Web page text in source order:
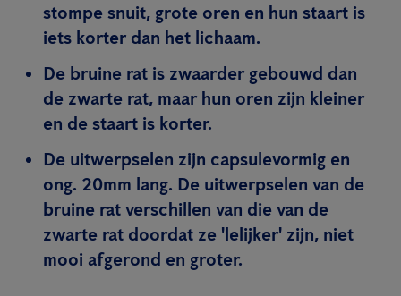
stompe snuit, grote oren en hun staart is
iets korter dan het lichaam.
De bruine rat is zwaarder gebouwd dan
de zwarte rat, maar hun oren zijn kleiner
en de staart is korter.
De uitwerpselen zijn capsulevormig en
ong. 20mm lang. De uitwerpselen van de
bruine rat verschillen van die van de
zwarte rat doordat ze 'lelijker' zijn, niet
mooi afgerond en groter.